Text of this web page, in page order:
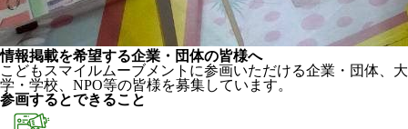
情報掲載を希望する企業・団体の皆様へ
こどもスマイルムーブメントに参画いただける企業・団体、大
学・学校、NPO等の皆様を募集しています。
参画するとできること